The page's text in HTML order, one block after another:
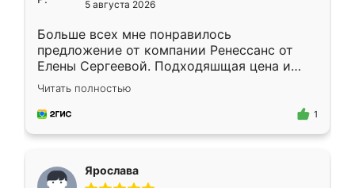
5 августа 2026
Больше всех мне понравилось
предложение от компании Ренессанс от
Елены Сергеевой. Подходяшщая цена и
короткие сроки изготовления. Приехавший
для замера сотрудник Владислав
предложил по моему эскизу самый
Читать полностью
1
Ярослава